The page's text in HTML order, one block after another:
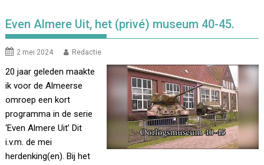
Even Almere Uit, het (privé) museum 40-45.
2 mei 2024 Redactie
20 jaar geleden maakte
ik voor de Almeerse
omroep een kort
programma in de serie
‘Even Almere Uit’ Dit
i.v.m. de mei
herdenking(en). Bij het